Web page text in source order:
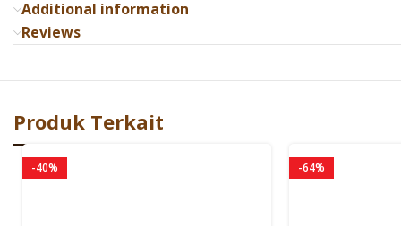
Additional information
Reviews
Produk Terkait
-40% -64%